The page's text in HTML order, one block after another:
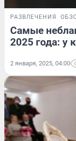
РАЗВЛЕЧЕНИЯ
Самые
2025 года: у
2 января, 2025, 04:00